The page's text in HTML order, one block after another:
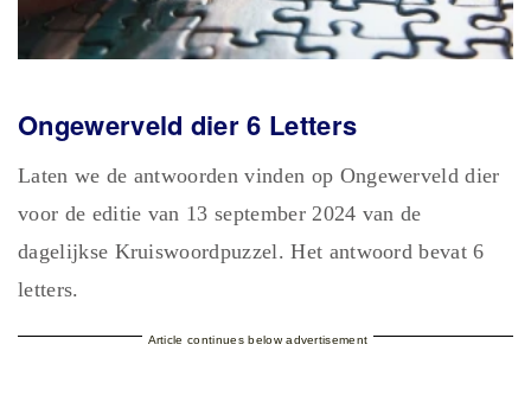
Ongewerveld dier 6 Letters
Laten we de antwoorden vinden op Ongewerveld dier
voor de editie van 13 september 2024 van de
dagelijkse Kruiswoordpuzzel. Het antwoord bevat 6
letters.
Article continues below advertisement